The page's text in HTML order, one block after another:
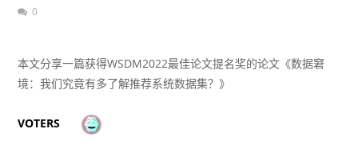
0
本文分享一篇获得WSDM2022最佳论文提名奖的论文《数据窘
境：我们究竟有多了解推荐系统数据集？》
VOTERS